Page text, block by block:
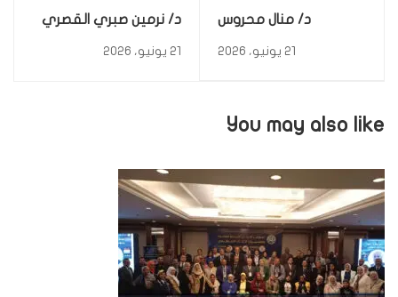
د/ منال محروس
21 يونيو، 2026
د/ نرمين صبري القصري
21 يونيو، 2026
You may also like